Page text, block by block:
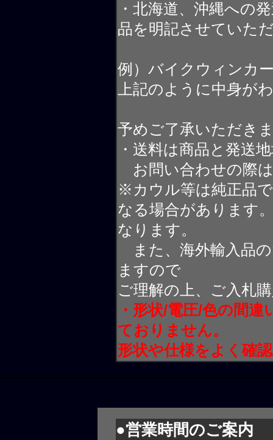
・北海道、沖縄への
品を明記させていた
例）バイクウィンカ
上記のように中身が
予めご了承いただき
・送料は商品と発送
お問い合わせの際
※カウル等は純正品
なる場合があります
なります。
また、海外輸入品
ますので
ご理解の上、ご入札
・形状/電圧/色の間
ておりません。
形状や仕様をよく確
●営業時間のご案内